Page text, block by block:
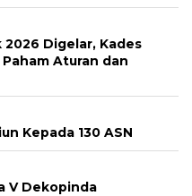
Digelar, Kades
Aturan dan
Kepada 130 ASN
V Dekopinda